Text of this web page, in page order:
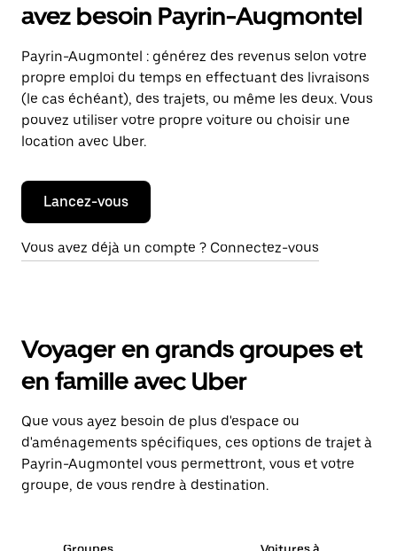
avez besoin Payrin-Augmontel
Payrin-Augmontel : générez des revenus selon votre
propre emploi du temps en effectuant des livraisons
(le cas échéant), des trajets, ou même les deux. Vous
pouvez utiliser votre propre voiture ou choisir une
location avec Uber.
Lancez-vous
Vous avez déjà un compte ? Connectez-vous
Voyager en grands groupes et
en famille avec Uber
Que vous ayez besoin de plus d'espace ou
d'aménagements spécifiques, ces options de trajet à
Payrin-Augmontel vous permettront, vous et votre
groupe, de vous rendre à destination.